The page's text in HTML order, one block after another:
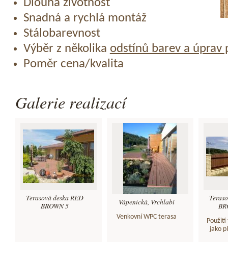
Dlouhá životnost
Snadná a rychlá montáž
Stálobarevnost
Výběr z několika odstínů barev a úprav
Poměr cena/kvalita
Galerie realizací
Terasová deska RED
BROWN 5
Vápenická, Vrchlabí
Venkovní WPC terasa
Použití
jako